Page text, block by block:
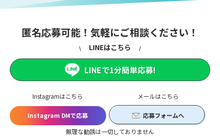
匿名応募可能！気軽にご相談ください！
Instagramはこちら
Instagram DMで応募
メールはこちら
応募フォームへ
無理な勧誘は一切しておりません
LINEはこちら
LINEで1分簡単応募!